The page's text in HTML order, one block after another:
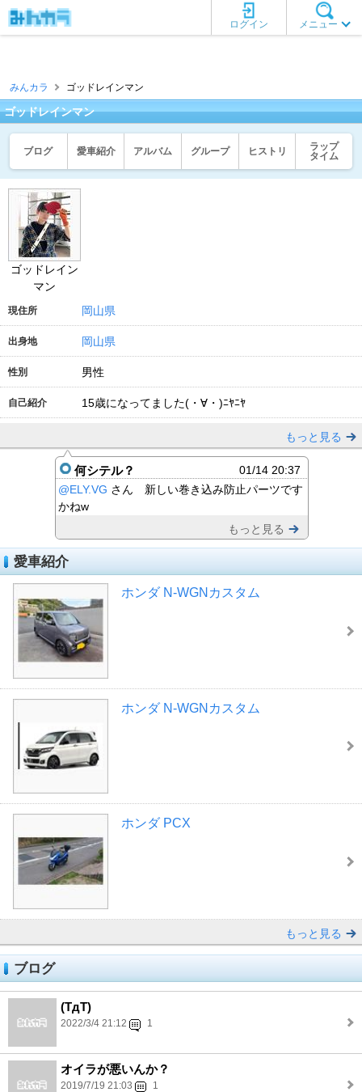
メニュー
ログイン
みんカラ ゴッドレインマン
ゴッドレインマン
ブログ 愛車紹介 アルバム グループ ヒストリ
ラップ
タイム
ゴッドレイン
マン
現住所 岡山県
出身地 岡山県
性別 男性
自己紹介 15歳になってました(・∀・)ﾆﾔﾆﾔ
もっと見る
何シテル？
01/14 20:37
@ELY.VG さん 新しい巻き込み防止パーツです
かねw
もっと見る
愛車紹介
ホンダ N-WGNカスタム
ホンダ N-WGNカスタム
ホンダ PCX
もっと見る
ブログ
(TдT)
2022/3/4 21:12 1
オイラが悪いんか？
2019/7/19 21:03 1